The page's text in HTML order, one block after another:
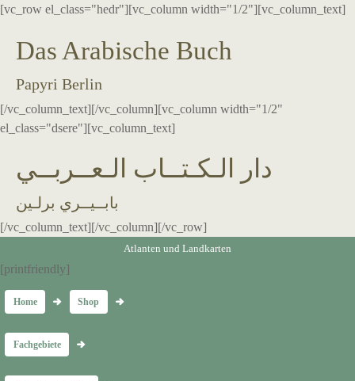
[vc_row el_class="hedr"][vc_column width="1/2"][vc_column_text]
Das Arabische Buch
Papyri Berlin
[/vc_column_text][/vc_column][vc_column width="1/2"
el_class="dsere"][vc_column_text]
دار الـكـتــاب الـعــربــي
بابــيــري برلـين
[/vc_column_text][/vc_column][/vc_row]
Atlanten und Landkarten
[printfriendly]
Home Shop
Fachgebiete